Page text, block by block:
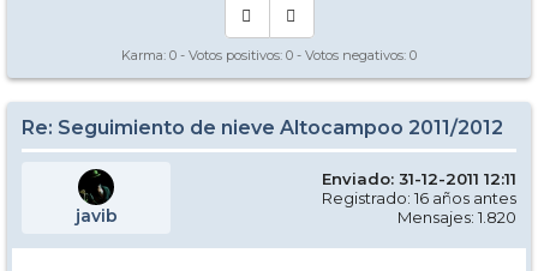
Karma: 0 - Votos positivos: 0 - Votos negativos: 0
Re: Seguimiento de nieve Altocampoo 2011/2012
javib
Enviado: 31-12-2011 12:11
Registrado: 16 años antes
Mensajes: 1.820